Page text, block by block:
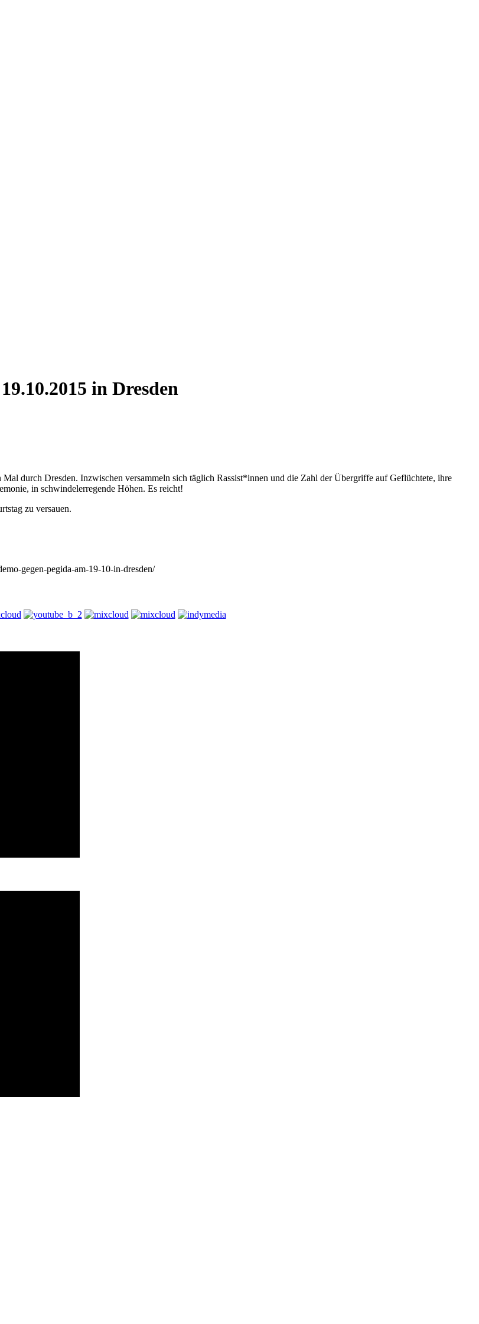
in Dresden
durch Dresden. Inzwischen versammeln sich täglich Rassist*innen und die Zahl der Übergriffe auf Geflüchtete, ihre
in schwindelerregende Höhen. Es reicht!
zu versauen.
gegen-pegida-am-19-10-in-dresden/